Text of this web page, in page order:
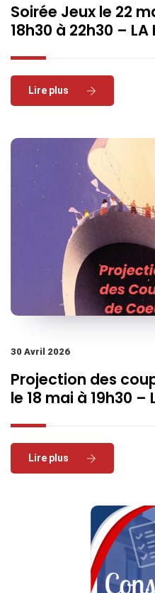
Soirée Jeux le 22
18h30 à 22h30 – LA
Read More
30 Avril 2026
Projection des
le 18 mai à 19h30 –
Read More